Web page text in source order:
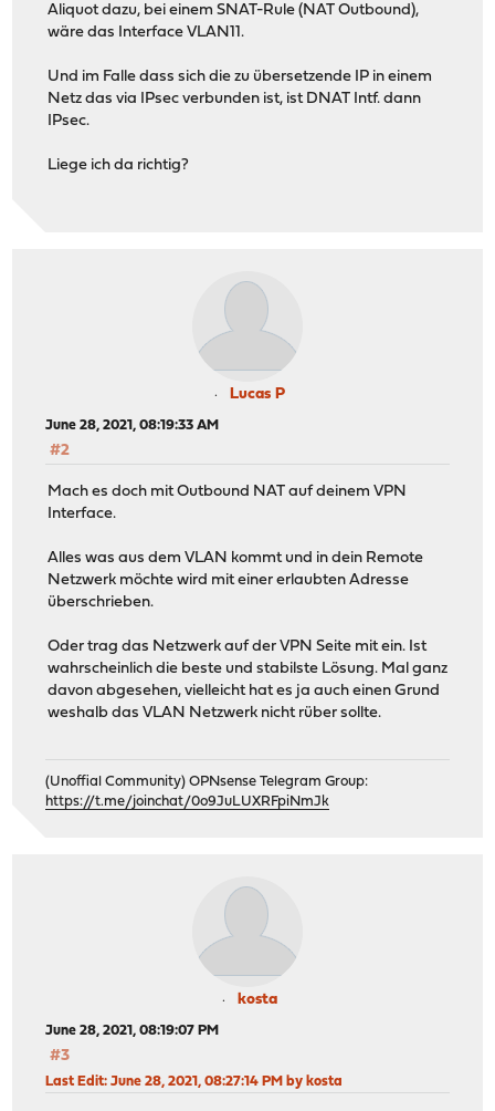
Aliquot dazu, bei einem SNAT-Rule (NAT Outbound),
wäre das Interface VLAN11.
Und im Falle dass sich die zu übersetzende IP in einem
Netz das via IPsec verbunden ist, ist DNAT Intf. dann
IPsec.
Liege ich da richtig?
Lucas P
June 28, 2021, 08:19:33 AM
#2
Mach es doch mit Outbound NAT auf deinem VPN
Interface.
Alles was aus dem VLAN kommt und in dein Remote
Netzwerk möchte wird mit einer erlaubten Adresse
überschrieben.
Oder trag das Netzwerk auf der VPN Seite mit ein. Ist
wahrscheinlich die beste und stabilste Lösung. Mal ganz
davon abgesehen, vielleicht hat es ja auch einen Grund
weshalb das VLAN Netzwerk nicht rüber sollte.
(Unoffial Community) OPNsense Telegram Group:
https://t.me/joinchat/0o9JuLUXRFpiNmJk
kosta
June 28, 2021, 08:19:07 PM
#3
Last Edit: June 28, 2021, 08:27:14 PM by kosta